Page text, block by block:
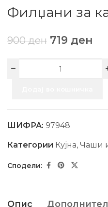
Филџани за
900ден 719 ден
ШИФРА: 97948
Категории Кујна, Чаши
Опис